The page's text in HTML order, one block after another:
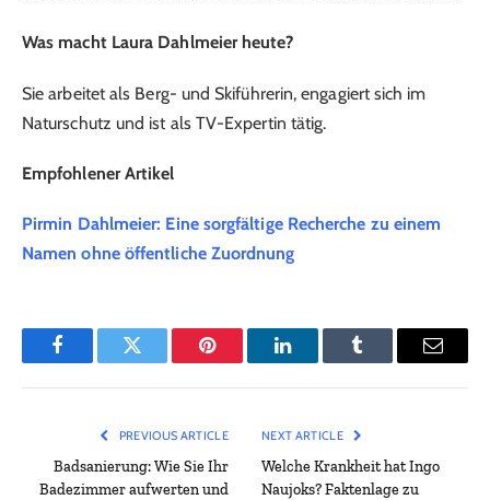
Was macht Laura Dahlmeier heute?
Sie arbeitet als Berg- und Skiführerin, engagiert sich im
Naturschutz und ist als TV-Expertin tätig.
Empfohlener Artikel
Pirmin Dahlmeier: Eine sorgfältige Recherche zu einem
Namen ohne öffentliche Zuordnung
FacebookTwitter Pinterest LinkedInTumblr Email
PREVIOUS ARTICLE
Badsanierung: Wie Sie Ihr
Badezimmer aufwerten und
NEXT ARTICLE
Welche Krankheit hat Ingo
Naujoks? Faktenlage zu